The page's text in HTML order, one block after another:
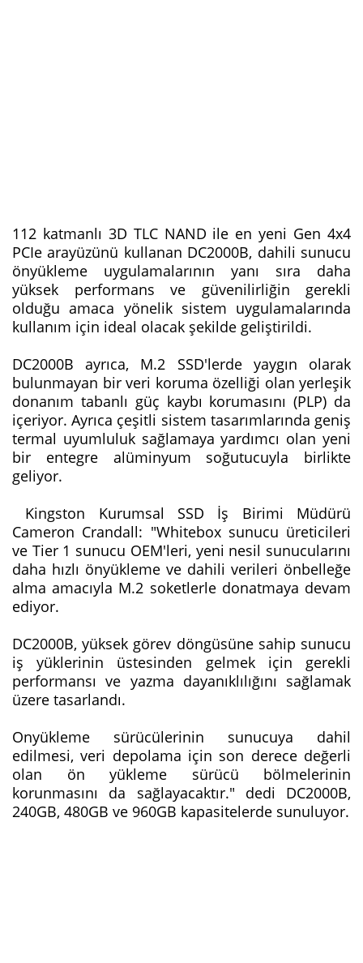
112 katmanlı 3D TLC NAND ile en yeni Gen 4x4
PCIe arayüzünü kullanan DC2000B, dahili sunucu
önyükleme uygulamalarının yanı sıra daha
yüksek performans ve güvenilirliğin gerekli
olduğu amaca yönelik sistem uygulamalarında
kullanım için ideal olacak şekilde geliştirildi.
DC2000B ayrıca, M.2 SSD'lerde yaygın olarak
bulunmayan bir veri koruma özelliği olan yerleşik
donanım tabanlı güç kaybı korumasını (PLP) da
içeriyor. Ayrıca çeşitli sistem tasarımlarında geniş
termal uyumluluk sağlamaya yardımcı olan yeni
bir entegre alüminyum soğutucuyla birlikte
geliyor.
Kingston Kurumsal SSD İş Birimi Müdürü
Cameron Crandall: "Whitebox sunucu üreticileri
ve Tier 1 sunucu OEM'leri, yeni nesil sunucularını
daha hızlı önyükleme ve dahili verileri önbelleğe
alma amacıyla M.2 soketlerle donatmaya devam
ediyor.
DC2000B, yüksek görev döngüsüne sahip sunucu
iş yüklerinin üstesinden gelmek için gerekli
performansı ve yazma dayanıklılığını sağlamak
üzere tasarlandı.
Onyükleme sürücülerinin sunucuya dahil
edilmesi, veri depolama için son derece değerli
olan ön yükleme sürücü bölmelerinin
korunmasını da sağlayacaktır." dedi DC2000B,
240GB, 480GB ve 960GB kapasitelerde sunuluyor.